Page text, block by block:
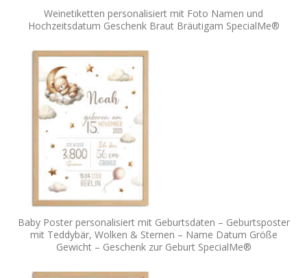
Weinetiketten personalisiert mit Foto Namen und
Hochzeitsdatum Geschenk Braut Bräutigam SpecialMe®
Baby Poster personalisiert mit Geburtsdaten – Geburtsposter
mit Teddybär, Wolken & Sternen – Name Datum Größe
Gewicht – Geschenk zur Geburt SpecialMe®